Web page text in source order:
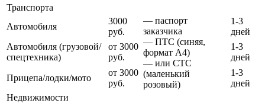
Транспорта
Автомобиля
3000
руб.
— паспорт
заказчика
— ПТС (синяя,
формат А4)
— или СТС
(маленький
розовый)
1-3
дней
Автомобиля (грузовой/
спецтехника)
от 3000
руб.
1-3
дней
Прицепа/лодки/мото
от 3000
руб.
1-3
дней
Недвижимости